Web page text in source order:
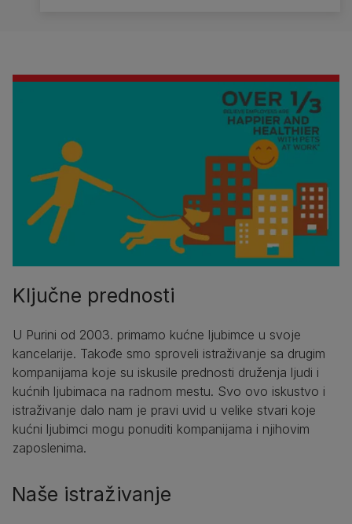
Ključne prednosti
U Purini od 2003. primamo kućne ljubimce u svoje
kancelarije. Takođe smo sproveli istraživanje sa drugim
kompanijama koje su iskusile prednosti druženja ljudi i
kućnih ljubimaca na radnom mestu. Svo ovo iskustvo i
istraživanje dalo nam je pravi uvid u velike stvari koje
kućni ljubimci mogu ponuditi kompanijama i njihovim
zaposlenima.
Naše istraživanje